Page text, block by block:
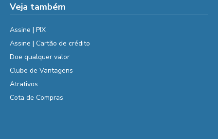
Veja também
Assine | PIX
Assine | Cartão de crédito
Doe qualquer valor
Clube de Vantagens
Atrativos
Cota de Compras